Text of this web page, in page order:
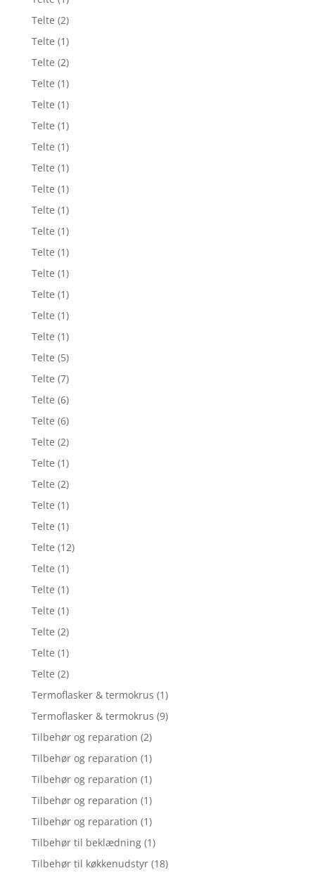
Telte (2)
Telte (1)
Telte (2)
Telte (1)
Telte (1)
Telte (1)
Telte (1)
Telte (1)
Telte (1)
Telte (1)
Telte (1)
Telte (1)
Telte (1)
Telte (1)
Telte (1)
Telte (1)
Telte (5)
Telte (7)
Telte (6)
Telte (6)
Telte (2)
Telte (1)
Telte (2)
Telte (1)
Telte (1)
Telte (12)
Telte (1)
Telte (1)
Telte (1)
Telte (2)
Telte (1)
Telte (2)
Termoflasker & termokrus (1)
Termoflasker & termokrus (9)
Tilbehør og reparation (2)
Tilbehør og reparation (1)
Tilbehør og reparation (1)
Tilbehør og reparation (1)
Tilbehør og reparation (1)
Tilbehør til beklædning (1)
Tilbehør til køkkenudstyr (18)